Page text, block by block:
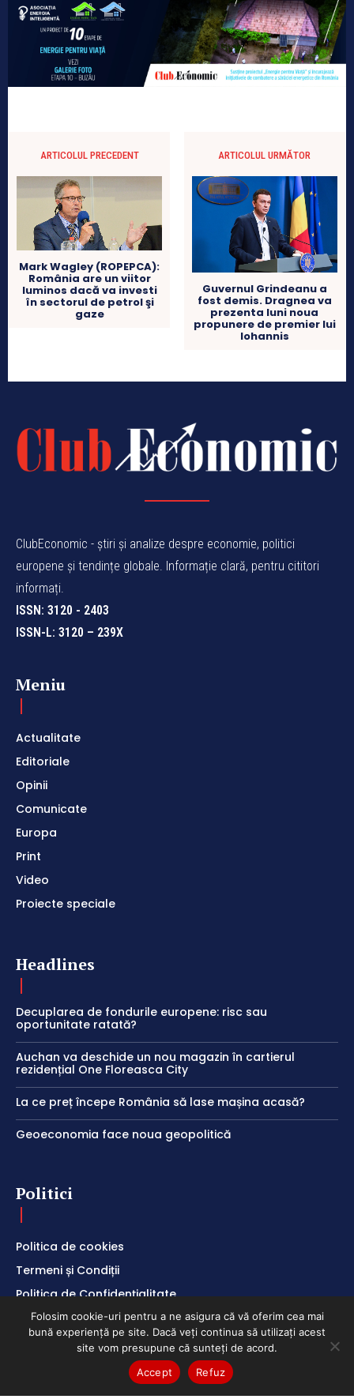
ARTICOLUL PRECEDENT
Mark Wagley (ROPEPCA):
România are un viitor
luminos dacă va investi
în sectorul de petrol şi
gaze
ARTICOLUL URMĂTOR
Guvernul Grindeanu a
fost demis. Dragnea va
prezenta luni noua
propunere de premier lui
Iohannis
ClubEconomic - știri și analize despre economie, politici
europene și tendințe globale. Informație clară, pentru cititori
informați.
ISSN: 3120 - 2403
ISSN-L: 3120 – 239X
Meniu
Actualitate
Editoriale
Opinii
Comunicate
Europa
Print
Video
Proiecte speciale
Headlines
Decuplarea de fondurile europene: risc sau
oportunitate ratată?
Auchan va deschide un nou magazin în cartierul
rezidențial One Floreasca City
La ce preț începe România să lase mașina acasă?
Geoeconomia face noua geopolitică
Politici
Politica de cookies
Termeni și Condiții
Politica de Confidențialitate
ClubEconomic @2026
Folosim cookie-uri pentru a ne asigura că vă oferim cea mai
bună experiență pe site. Dacă veți continua să utilizați acest
site vom presupune că sunteți de acord.
Accept
Refuz